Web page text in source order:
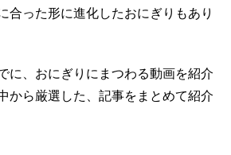
合った形に進化したおにぎりもあり
に、おにぎりにまつわる動画を紹介
から厳選した、記事をまとめて紹介